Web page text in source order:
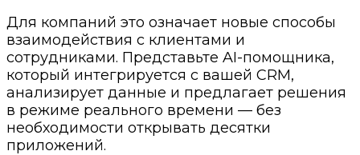
Для компаний это означает новые способы
взаимодействия с клиентами и
сотрудниками. Представьте AI-помощника,
который интегрируется с вашей CRM,
анализирует данные и предлагает решения
в режиме реального времени — без
необходимости открывать десятки
приложений.